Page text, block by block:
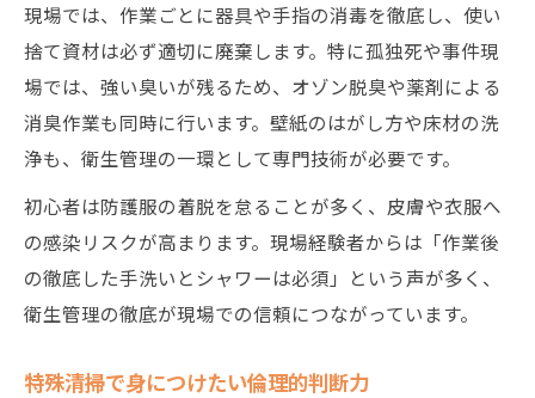
現場では、作業ごとに器具や手指の消毒を徹底し、使い
捨て資材は必ず適切に廃棄します。特に孤独死や事件現
場では、強い臭いが残るため、オゾン脱臭や薬剤による
消臭作業も同時に行います。壁紙のはがし方や床材の洗
浄も、衛生管理の一環として専門技術が必要です。
初心者は防護服の着脱を怠ることが多く、皮膚や衣服へ
の感染リスクが高まります。現場経験者からは「作業後
の徹底した手洗いとシャワーは必須」という声が多く、
衛生管理の徹底が現場での信頼につながっています。
特殊清掃で身につけたい倫理的判断力